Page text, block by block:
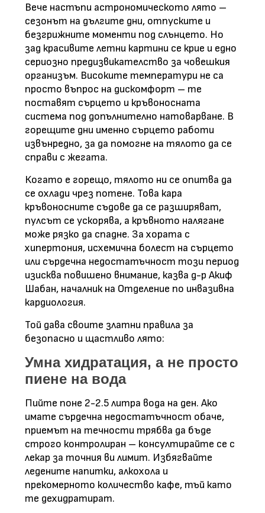
Вече настъпи астрономическото лято –
сезонът на дългите дни, отпуските и
безгрижните моменти под слънцето. Но
зад красивите летни картини се крие и едно
сериозно предизвикателство за човешкия
организъм. Високите температури не са
просто въпрос на дискомфорт – те
поставят сърцето и кръвоносната
система под допълнително натоварване. В
горещите дни именно сърцето работи
извънредно, за да помогне на тялото да се
справи с жегата.
Когато е горещо, тялото ни се опитва да
се охлади чрез потене. Това кара
кръвоносните съдове да се разширяват,
пулсът се ускорява, а кръвното налягане
може рязко да спадне. За хората с
хипертония, исхемична болест на сърцето
или сърдечна недостатъчност този период
изисква повишено внимание, казва д-р Акиф
Шабан, началник на Отделение по инвазивна
кардиология.
Той дава своите златни правила за
безопасно и щастливо лято:
Умна хидратация, а не просто
пиене на вода
Пийте поне 2-2.5 литра вода на ден. Ако
имате сърдечна недостатъчност обаче,
приемът на течности трябва да бъде
строго контролиран – консултирайте се с
лекар за точния ви лимит. Избягвайте
ледените напитки, алкохола и
прекомерното количество кафе, тъй като
те дехидратират.